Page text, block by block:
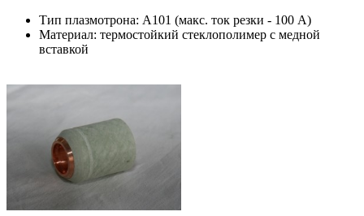
Тип плазмотрона: А101 (макс. ток резки - 100 А)
Материал: термостойкий стеклополимер с медной
вставкой